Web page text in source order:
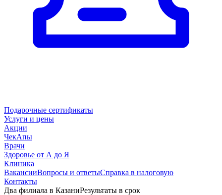
Подарочные сертификаты
Услуги и цены
Акции
ЧекАпы
Врачи
Здоровье от А до Я
Клиника
ВакансииВопросы и ответыСправка в налоговую
Контакты
Два филиала в КазаниРезультаты в срок